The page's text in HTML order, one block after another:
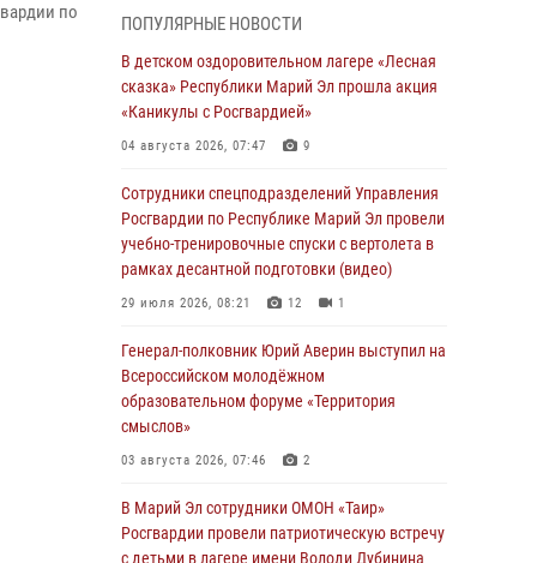
по
сказка» Республики Марий Эл прошла акция
«Каникулы с Росгвардией»
04 августа 2026, 07:47 9
Сотрудники Центра лицензионно-
Росгвардии по Республике Марий Эл приняли
участие в совещании по вопросам
организации летне-осеннего сезона охоты
04 августа 2026, 06:46
провели занятие по антикоррупционной
тематике
04 августа 2026, 06:06 2
Генерал-полковник Юрий Аверин выступил на
образовательном форуме «Территория
смыслов»
03 августа 2026, 07:46 2
ПОПУЛЯРНЫЕ НОВОСТИ
В детском оздоровительном лагере «Лесная
сказка» Республики Марий Эл прошла акция
«Каникулы с Росгвардией»
04 августа 2026, 07:47 9
Сотрудники спецподразделений Управления
Росгвардии по Республике Марий Эл провели
учебно-тренировочные спуски с вертолета в
рамках десантной подготовки (видео)
29 июля 2026, 08:21 12 1
Генерал-полковник Юрий Аверин выступил на
Всероссийском молодёжном
образовательном форуме «Территория
смыслов»
03 августа 2026, 07:46 2
В Марий Эл сотрудники ОМОН «Таир»
Росгвардии провели патриотическую встречу
с детьми в лагере имени Володи Дубинина